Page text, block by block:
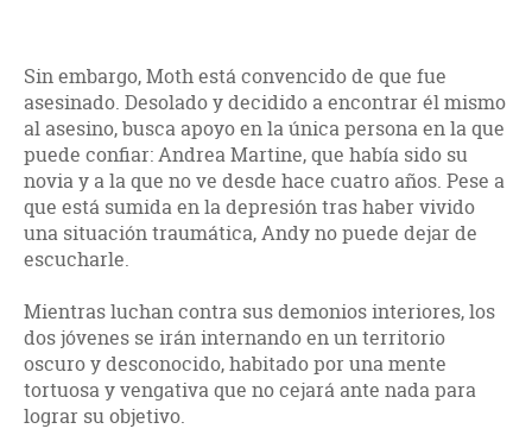
Sin embargo, Moth está convencido de que fue
asesinado. Desolado y decidido a encontrar él mismo
al asesino, busca apoyo en la única persona en la que
puede confiar: Andrea Martine, que había sido su
novia y a la que no ve desde hace cuatro años. Pese a
que está sumida en la depresión tras haber vivido
una situación traumática, Andy no puede dejar de
escucharle.
Mientras luchan contra sus demonios interiores, los
dos jóvenes se irán internando en un territorio
oscuro y desconocido, habitado por una mente
tortuosa y vengativa que no cejará ante nada para
lograr su objetivo.